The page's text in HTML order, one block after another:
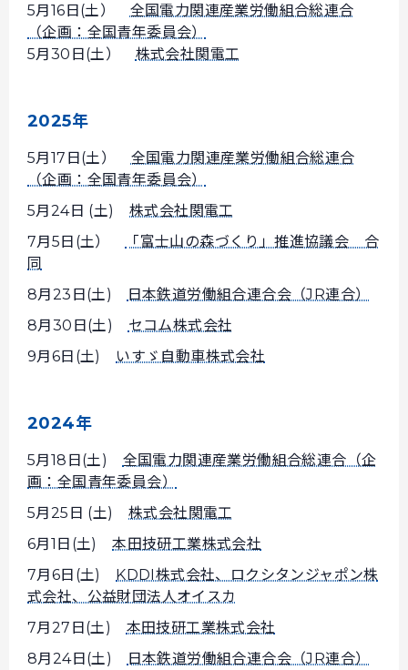
5月16日(土） 全国電力関連産業労働組合総連合
（企画：全国青年委員会）
5月30日(土） 株式会社関電工
2025年
5月17日(土） 全国電力関連産業労働組合総連合
（企画：全国青年委員会）
5月24日 (土) 株式会社関電工
7月5日(土）
「富士山の森づくり」推進協議会 合
同
8月23日(土)
日本鉄道労働組合連合会（JR連合）
8月30日(土) セコム株式会社
9月6日(土) いすゞ自動車株式会社
2024年
5月18日(土) 全国電力関連産業労働組合総連合（企
画：全国青年委員会）
5月25日 (土) 株式会社関電工
6月1日(土)本田技研工業株式会社
7月6日(土) KDDI株式会社、ロクシタンジャポン株
式会社、公益財団法人オイスカ
7月27日(土) 本田技研工業株式会社
8月24日(土)
日本鉄道労働組合連合会（JR連合）